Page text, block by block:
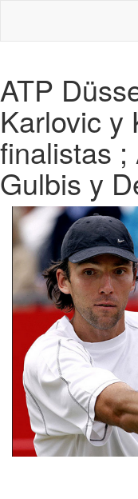
ATP
Karlovic y
finalistas ;
Gulbis y